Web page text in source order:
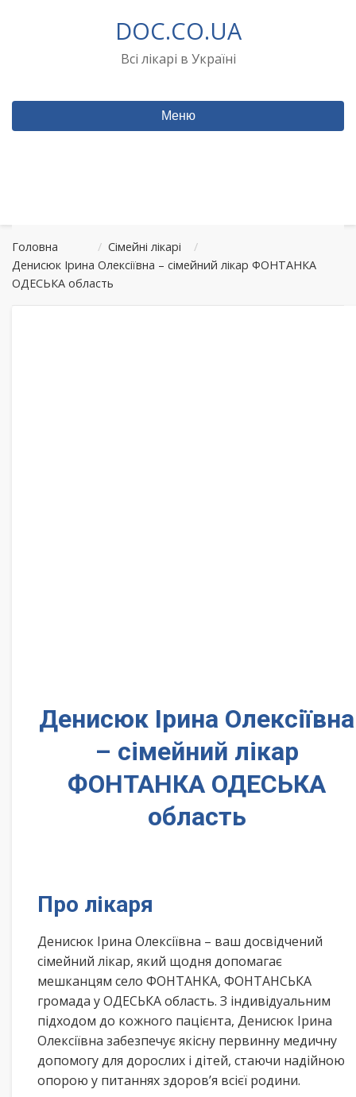
DOC.CO.UA
Всі лікарі в Україні
Меню
Головна / Сімейні лікарі
/
Денисюк Ірина Олексіївна – сімейний лікар ФОНТАНКА
ОДЕСЬКА область
Денисюк Ірина Олексіївна
– сімейний лікар
ФОНТАНКА ОДЕСЬКА
область
Про лікаря
Денисюк Ірина Олексіївна – ваш досвідчений
сімейний лікар, який щодня допомагає
мешканцям село ФОНТАНКА, ФОНТАНСЬКА
громада у ОДЕСЬКА область. З індивідуальним
підходом до кожного пацієнта, Денисюк Ірина
Олексіївна забезпечує якісну первинну медичну
допомогу для дорослих і дітей, стаючи надійною
опорою у питаннях здоров’я всієї родини.